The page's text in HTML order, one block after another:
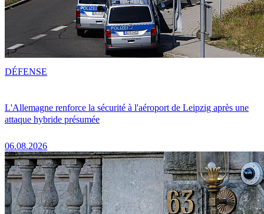
L'Allemagne renforce la sécurité à l'aéroport de Leipzig après une
attaque hybride présumée
06.08.2026
DÉFENSE